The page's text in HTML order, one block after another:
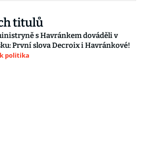
titulů
s Havránkem dováděli v
První slova Decroix i Havránkové!
politika